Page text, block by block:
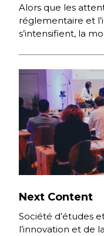
Alors que les
réglementaire et
s’intensifient, la
Next Content
Société d’études
l’innovation et de